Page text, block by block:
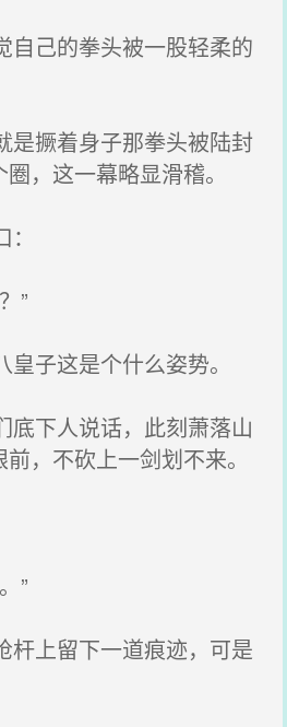
己的拳头被一股轻柔的
撅着身子那拳头被陆封
，这一幕略显滑稽。
”
子这是个什么姿势。
下人说话，此刻萧落山
，不砍上一剑划不来。
”
上留下一道痕迹，可是